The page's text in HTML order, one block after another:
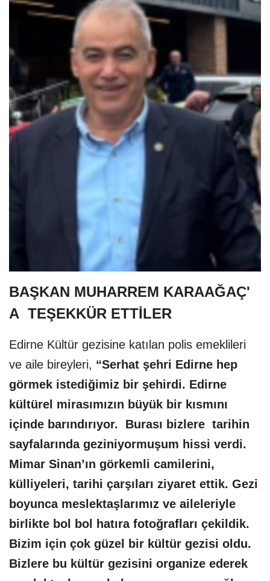
BAŞKAN MUHARREM KARAAĞAÇ'
A TEŞEKKÜR ETTİLER
Edirne Kültür gezisine katılan polis emeklileri
ve aile bireyleri, “Serhat şehri Edirne hep
görmek istediğimiz bir şehirdi. Edirne
kültürel mirasımızın büyük bir kısmını
içinde barındırıyor. Burası bizlere tarihin
sayfalarında geziniyormuşum hissi verdi.
Mimar Sinan’ın görkemli camilerini,
külliyeleri, tarihi çarşıları ziyaret ettik. Gezi
boyunca meslektaşlarımız ve aileleriyle
birlikte bol bol hatıra fotoğrafları çekildik.
Bizim için çok güzel bir kültür gezisi oldu.
Bizlere bu kültür gezisini organize ederek